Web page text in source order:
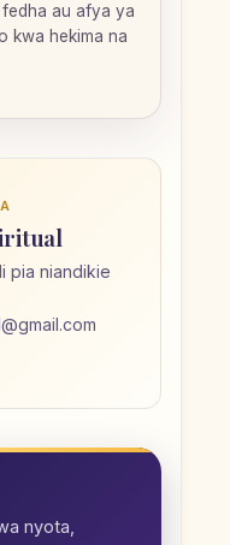
au afya ya
kwa hekima na
pia niandikie
nyota,